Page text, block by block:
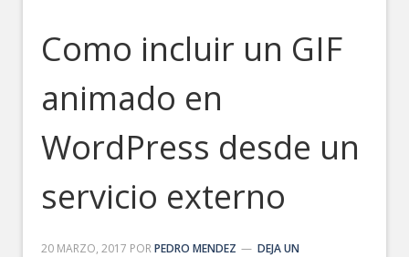
Como incluir un GIF
animado en
WordPress desde un
servicio externo
20 MARZO, 2017 PORPEDRO MENDEZ
DEJA UN